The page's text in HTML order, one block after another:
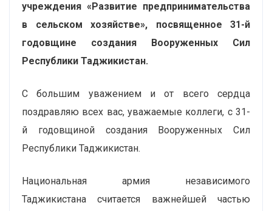
учреждения «Развитие предпринимательства
в сельском хозяйстве», посвященное 31-й
годовщине создания Вооруженных Сил
Республики Таджикистан.
С большим уважением и от всего сердца
поздравляю всех вас, уважаемые коллеги, с 31-
й годовщиной создания Вооруженных Сил
Республики Таджикистан.
Национальная армия независимого
Таджикистана считается важнейшей частью